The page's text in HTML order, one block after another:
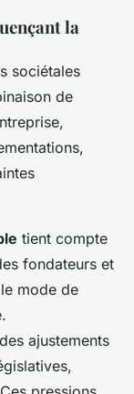
la
sociétales
de
tient compte
fondateurs et
mode de
ajustements